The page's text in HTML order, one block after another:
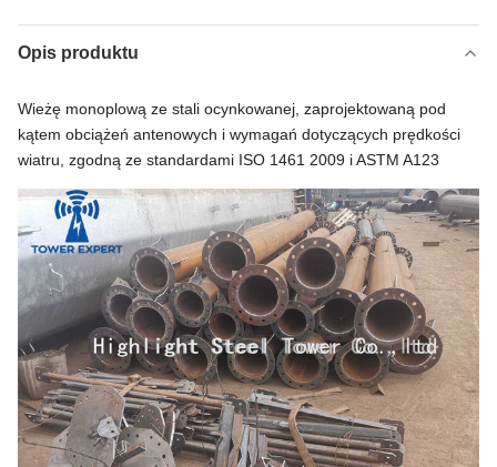
Opis produktu
Wieżę monoplową ze stali ocynkowanej, zaprojektowaną pod
kątem obciążeń antenowych i wymagań dotyczących prędkości
wiatru, zgodną ze standardami ISO 1461 2009 i ASTM A123